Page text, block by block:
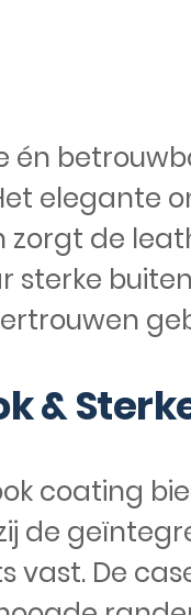
én
elegante
zorgt de
sterke
&
coating
de
vast. De